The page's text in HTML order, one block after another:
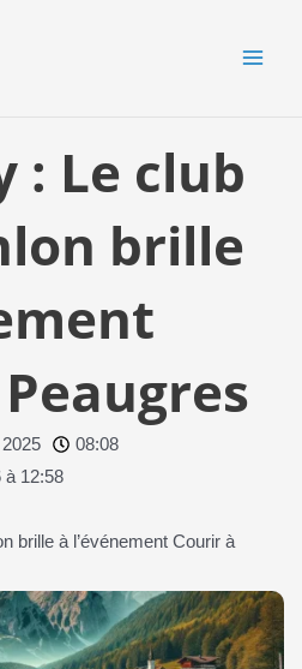
: Le club
brille
08:08
à 12:58
brille à l’événement Courir à